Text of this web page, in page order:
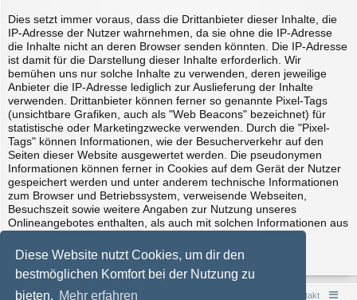
Diese Website nutzt Cookies, um dir den
bestmöglichen Komfort bei der Nutzung zu
bieten. Mehr erfahren
Dies setzt immer voraus, dass die Drittanbieter dieser Inhalte, die
IP-Adresse der Nutzer wahrnehmen, da sie ohne die IP-Adresse
die Inhalte nicht an deren Browser senden könnten. Die IP-Adresse
ist damit für die Darstellung dieser Inhalte erforderlich. Wir
bemühen uns nur solche Inhalte zu verwenden, deren jeweilige
Anbieter die IP-Adresse lediglich zur Auslieferung der Inhalte
verwenden. Drittanbieter können ferner so genannte Pixel-Tags
(unsichtbare Grafiken, auch als "Web Beacons" bezeichnet) für
statistische oder Marketingzwecke verwenden. Durch die "Pixel-
Tags" können Informationen, wie der Besucherverkehr auf den
Seiten dieser Website ausgewertet werden. Die pseudonymen
Informationen können ferner in Cookies auf dem Gerät der Nutzer
gespeichert werden und unter anderem technische Informationen
zum Browser und Betriebssystem, verweisende Webseiten,
Besuchszeit sowie weitere Angaben zur Nutzung unseres
Onlineangebotes enthalten, als auch mit solchen Informationen aus
Erstellt mit Datenschutz-Generator.de von RA Dr. Thomas
Foren-Übersicht Kontakt